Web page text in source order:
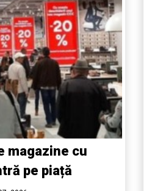
magazine cu
pe piață